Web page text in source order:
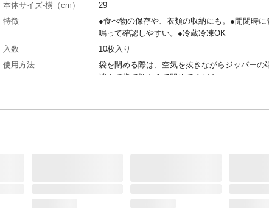
本体サイズ-横（cm）
29
特徴
●食べ物の保存や、衣類の収納にも。●開閉時に
鳴って確認しやすい。●冷蔵冷凍OK
入数
10枚入り
使用方法
袋を閉める際は、空気を抜きながらジッパーの
端まで指で押さえて閉めてください。